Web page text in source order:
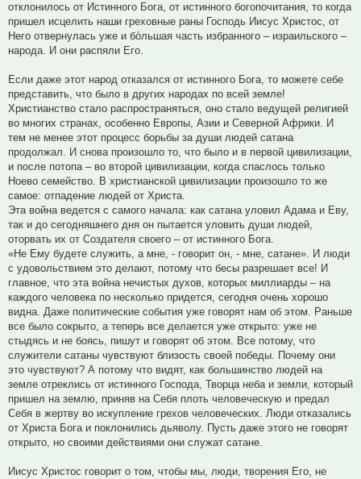
отклонилось от Истинного Бога, от истинного богопочитания, то когда
пришел исцелить наши греховные раны Господь Иисус Христос, от
Него отвернулась уже и бо́льшая часть избранного – израильского –
народа. И они распяли Его.
Если даже этот народ отказался от истинного Бога, то можете себе
представить, что было в других народах по всей земле!
Христианство стало распространяться, оно стало ведущей религией
во многих странах, особенно Европы, Азии и Северной Африки. И
тем не менее этот процесс борьбы за души людей сатана
продолжал. И снова произошло то, что было и в первой цивилизации,
и после потопа – во второй цивилизации, когда спаслось только
Ноево семейство. В христианской цивилизации произошло то же
самое: отпадение людей от Христа.
Эта война ведется с самого начала: как сатана уловил Адама и Еву,
так и до сегодняшнего дня он пытается уловить души людей,
оторвать их от Создателя своего – от истинного Бога.
«Не Ему будете служить, а мне, - говорит он, - мне, сатане». И люди
с удовольствием это делают, потому что бесы разрешает все! И
главное, что эта война нечистых духов, которых миллиарды – на
каждого человека по несколько придется, сегодня очень хорошо
видна. Даже политические события уже говорят нам об этом. Раньше
все было сокрыто, а теперь все делается уже открыто: уже не
стыдясь и не боясь, пишут и говорят об этом. Все потому, что
служители сатаны чувствуют близость своей победы. Почему они
это чувствуют? А потому что видят, как большинство людей на
земле отреклись от истинного Господа, Творца неба и земли, который
пришел на землю, приняв на Себя плоть человеческую и предал
Себя в жертву во искупление грехов человеческих. Люди отказались
от Христа Бога и поклонились дьяволу. Пусть даже этого не говорят
открыто, но своими действиями они служат сатане.
Иисус Христос говорит о том, чтобы мы, люди, творения Его, не